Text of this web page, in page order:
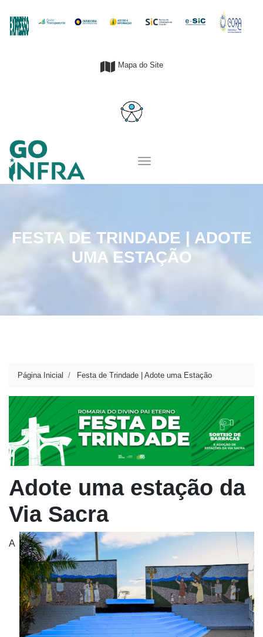
Mapa do Site
FESTA DE TRINDADE | ADOTE
UMA ESTAÇÃO
Página Inicial Festa de Trindade | Adote uma Estação
Adote uma estação da
Via Sacra
A